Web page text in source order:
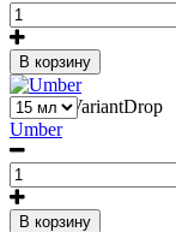
В корзину
1Liquid::VariantDrop
Umber
В корзину